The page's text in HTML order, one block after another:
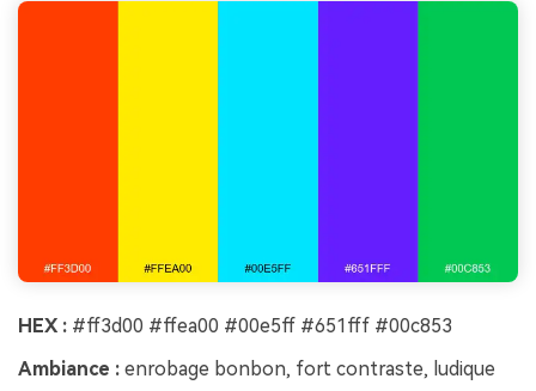
HEX : #ff3d00 #ffea00 #00e5ff #651fff #00c853
Ambiance : enrobage bonbon, fort contraste, ludique